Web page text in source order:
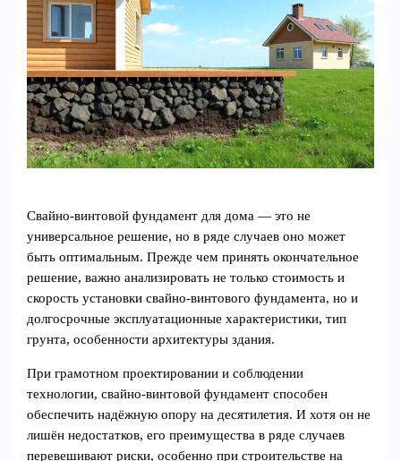
Свайно-винтовой фундамент для дома — это не
универсальное решение, но в ряде случаев оно может
быть оптимальным. Прежде чем принять окончательное
решение, важно анализировать не только стоимость и
скорость установки свайно-винтового фундамента, но и
долгосрочные эксплуатационные характеристики, тип
грунта, особенности архитектуры здания.
При грамотном проектировании и соблюдении
технологии, свайно-винтовой фундамент способен
обеспечить надёжную опору на десятилетия. И хотя он не
лишён недостатков, его преимущества в ряде случаев
перевешивают риски, особенно при строительстве на